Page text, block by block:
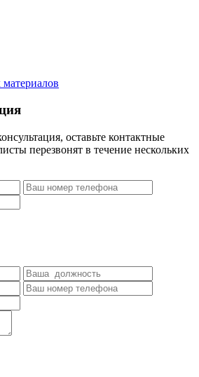
оставьте контактные
перезвонят в течение нескольких